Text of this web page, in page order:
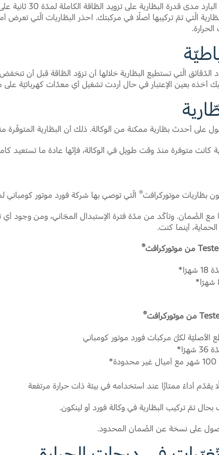
الّتي تمّ تركيبها أصلًا في مركبتك. احذر البطّاريات الّتي تعرض
الدّقائق الّتي تستطيع البطّارية خلالها أن تزوّد الطّاقة قبل أن
أخذه بعين الإعتبار في حال أردت تشغيل أي معدّات كهربائيّة على
أحدث بطّارية ممكنة من الوكالة. ذلك أن البطّارية
متوفرة منذ وقت طويل في الوكالة، فإنّها عادة ما تستعيد
بطّاريات موتوركرافت® الّتي توصي بها شركة فورد موتور كومباني
الضّمان. وتأكّد من مدّة فترة الإستبدال المجّاني، ومن وجود أي
أينما كنت.
®
®
لكلّ مركبات فورد موتور كومباني
أداءً ممتازًا عند استخدامه في بيئة ذات حرارة مرتفعة
تمّ تركيب البطّارية في وكالة فورد أو لينكون.
على نسخة عن الضّمان المحدود.